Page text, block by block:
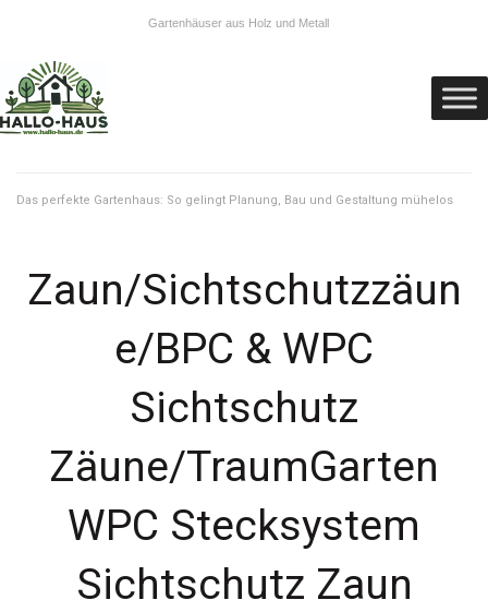
Gartenhäuser aus Holz und Metall
Das perfekte Gartenhaus: So gelingt Planung, Bau und Gestaltung mühelos
Zaun/Sichtschutzzäun
e/BPC & WPC
Sichtschutz
Zäune/TraumGarten
WPC Stecksystem
Sichtschutz Zaun